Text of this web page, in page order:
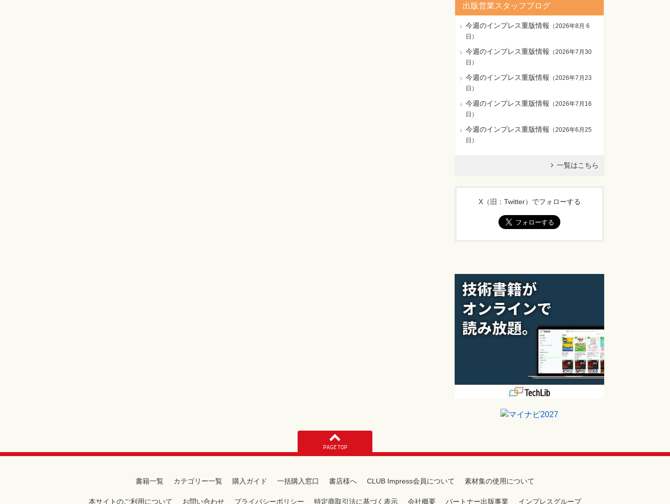
出版営業スタッフブログ
今週のインプレス重版情報 （2026年8月 6
日 ）
今週のインプレス重版情報 （2026年7月30
日 ）
今週のインプレス重版情報 （2026年7月23
日 ）
今週のインプレス重版情報 （2026年7月16
日 ）
今週のインプレス重版情報 （2026年6月25
日 ）
一覧はこちら
X（旧：Twitter）でフォローする
PAGE TOP
書籍一覧 カテゴリー一覧 購入ガイド 一括購入窓口 書店様へ CLUB Impress会員について 素材集の使用について
本サイトのご利用について お問い合わせ プライバシーポリシー 特定商取引法に基づく表示 会社概要 パートナー出版事業 インプレスグループ